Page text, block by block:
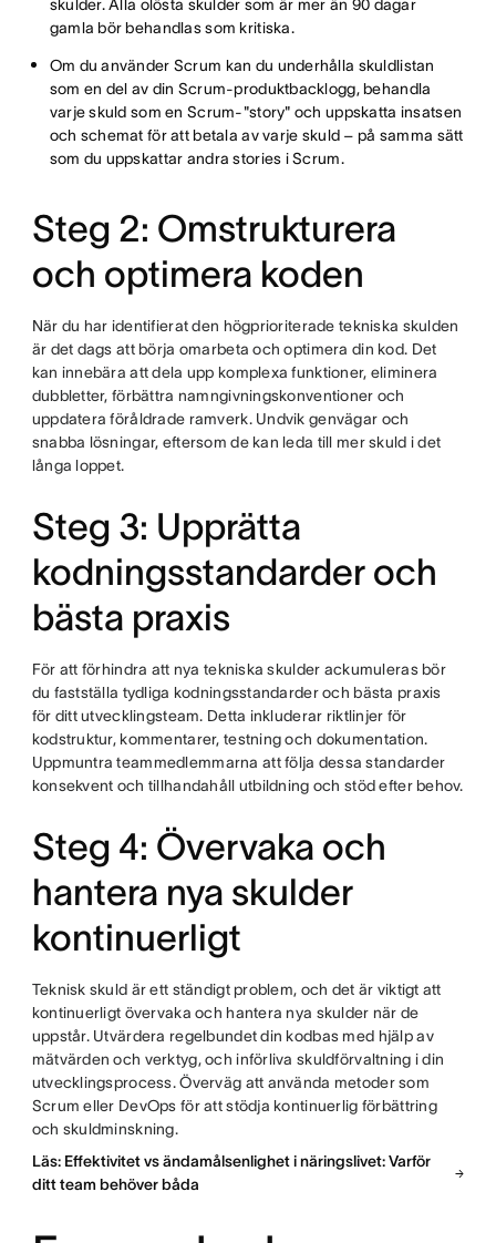
skulder. Alla olösta skulder som är mer än 90 dagar
gamla bör behandlas som kritiska.
Om du använder Scrum kan du underhålla skuldlistan
som en del av din Scrum-produktbacklogg, behandla
varje skuld som en Scrum-"story" och uppskatta insatsen
och schemat för att betala av varje skuld – på samma sätt
som du uppskattar andra stories i Scrum.
Steg 2: Omstrukturera
och optimera koden
När du har identifierat den högprioriterade tekniska skulden
är det dags att börja omarbeta och optimera din kod. Det
kan innebära att dela upp komplexa funktioner, eliminera
dubbletter, förbättra namngivningskonventioner och
uppdatera föråldrade ramverk. Undvik genvägar och
snabba lösningar, eftersom de kan leda till mer skuld i det
långa loppet.
Steg 3: Upprätta
kodningsstandarder och
bästa praxis
För att förhindra att nya tekniska skulder ackumuleras bör
du fastställa tydliga kodningsstandarder och bästa praxis
för ditt utvecklingsteam. Detta inkluderar riktlinjer för
kodstruktur, kommentarer, testning och dokumentation.
Uppmuntra teammedlemmarna att följa dessa standarder
konsekvent och tillhandahåll utbildning och stöd efter behov.
Steg 4: Övervaka och
hantera nya skulder
kontinuerligt
Teknisk skuld är ett ständigt problem, och det är viktigt att
kontinuerligt övervaka och hantera nya skulder när de
uppstår. Utvärdera regelbundet din kodbas med hjälp av
mätvärden och verktyg, och införliva skuldförvaltning i din
utvecklingsprocess. Överväg att använda metoder som
Scrum eller DevOps för att stödja kontinuerlig förbättring
och skuldminskning.
Läs: Effektivitet vs ändamålsenlighet i näringslivet: Varför
ditt team behöver båda